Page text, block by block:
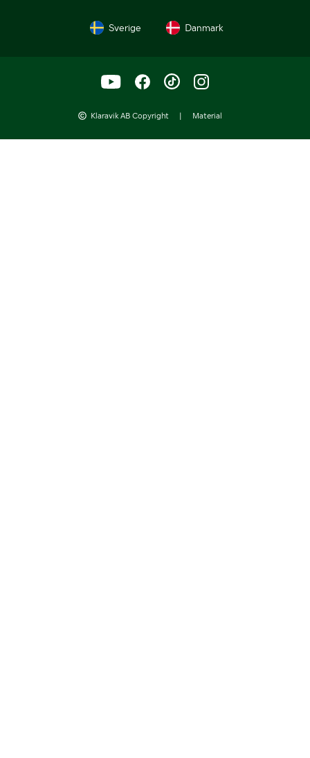
Sverige Danmark
Klaravik AB Copyright | Material